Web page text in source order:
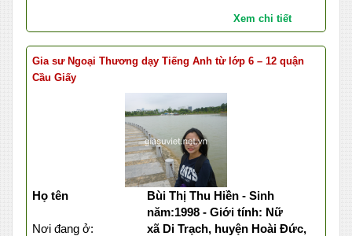
Xem chi tiết
Gia sư Ngoại Thương dạy Tiếng Anh từ lớp 6 – 12 quận
Cầu Giấy
Họ tên
Bùi Thị Thu Hiền - Sinh
năm:1998 - Giới tính: Nữ
Nơi đang ở:
xã Di Trạch, huyện Hoài Đức,